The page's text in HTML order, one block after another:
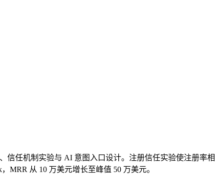
信任机制实验与 AI 意图入口设计。注册信任实验使注册率相
MRR 从 10 万美元增长至峰值 50 万美元。